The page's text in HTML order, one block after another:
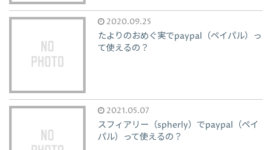
2020.09.25
たよりのおめぐ実でpaypal（ペイパル）っ
て使えるの？
2021.05.07
スフィアリー（spherly）でpaypal（ペイ
パル）って使えるの？